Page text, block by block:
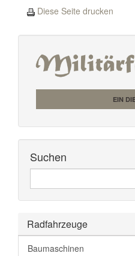
Diese Seite drucken
EIN
Suchen
Durchsuchen
Radfahrzeuge
Baumaschinen